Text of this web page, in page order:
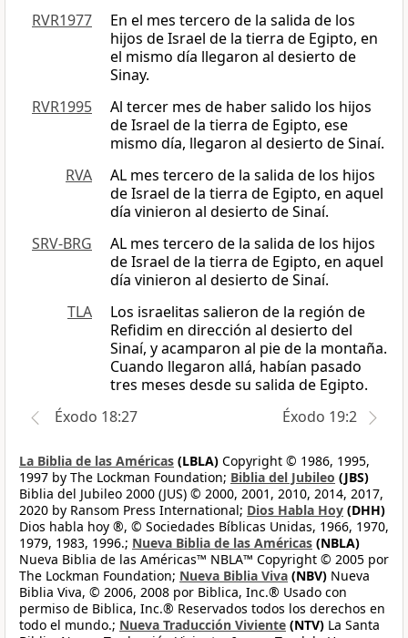
RVR1977
En el mes tercero de la salida de los
hijos de Israel de la tierra de Egipto, en
el mismo día llegaron al desierto de
Sinay.
RVR1995
Al tercer mes de haber salido los hijos
de Israel de la tierra de Egipto, ese
mismo día, llegaron al desierto de Sinaí.
RVA
AL mes tercero de la salida de los hijos
de Israel de la tierra de Egipto, en aquel
día vinieron al desierto de Sinaí.
SRV-BRG
AL mes tercero de la salida de los hijos
de Israel de la tierra de Egipto, en aquel
día vinieron al desierto de Sinaí.
TLA
Los israelitas salieron de la región de
Refidim en dirección al desierto del
Sinaí, y acamparon al pie de la montaña.
Cuando llegaron allá, habían pasado
tres meses desde su salida de Egipto.
Éxodo 18:27
Éxodo 19:2
La Biblia de las Américas (LBLA) Copyright © 1986, 1995,
1997 by The Lockman Foundation; Biblia del Jubileo (JBS)
Biblia del Jubileo 2000 (JUS) © 2000, 2001, 2010, 2014, 2017,
2020 by Ransom Press International; Dios Habla Hoy (DHH)
Dios habla hoy ®, © Sociedades Bíblicas Unidas, 1966, 1970,
1979, 1983, 1996.; Nueva Biblia de las Américas (NBLA)
Nueva Biblia de las Américas™ NBLA™ Copyright © 2005 por
The Lockman Foundation; Nueva Biblia Viva (NBV) Nueva
Biblia Viva, © 2006, 2008 por Biblica, Inc.® Usado con
permiso de Biblica, Inc.® Reservados todos los derechos en
todo el mundo.; Nueva Traducción Viviente (NTV) La Santa